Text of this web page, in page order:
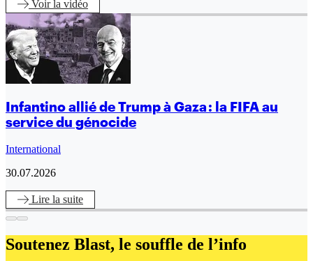
Voirla vidéo
Infantino allié de Trump à Gaza : la FIFA au
service du génocide
International
30.07.2026
Lire la suite
Soutenez Blast, le souffle de l’info